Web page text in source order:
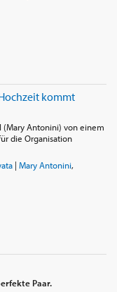
kommt
(Mary Antonini) von einem
die Organisation
| Mary Antonini,
Paar.